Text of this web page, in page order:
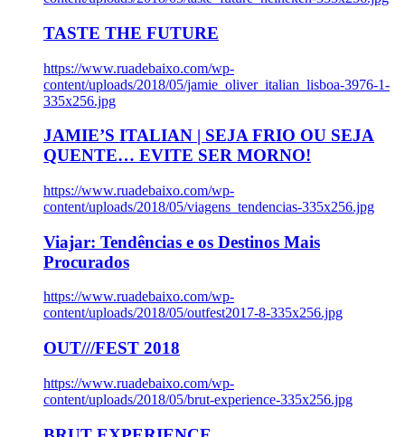
TASTE THE FUTURE
https://www.ruadebaixo.com/wp-
content/uploads/2018/05/jamie_oliver_italian_lisboa-3976-1-
335x256.jpg
JAMIE’S ITALIAN | SEJA FRIO OU SEJA
QUENTE… EVITE SER MORNO!
https://www.ruadebaixo.com/wp-
content/uploads/2018/05/viagens_tendencias-335x256.jpg
Viajar: Tendências e os Destinos Mais
Procurados
https://www.ruadebaixo.com/wp-
content/uploads/2018/05/outfest2017-8-335x256.jpg
OUT///FEST 2018
https://www.ruadebaixo.com/wp-
content/uploads/2018/05/brut-experience-335x256.jpg